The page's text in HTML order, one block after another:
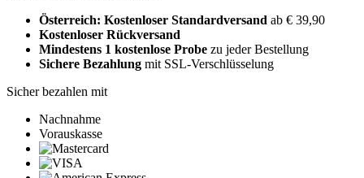
Österreich: Kostenloser Standardversand ab € 39,90
Kostenloser Rückversand
Mindestens 1 kostenlose Probe zu jeder Bestellung
Sichere Bezahlung mit SSL-Verschlüsselung
Sicher bezahlen mit
Nachnahme
Vorauskasse